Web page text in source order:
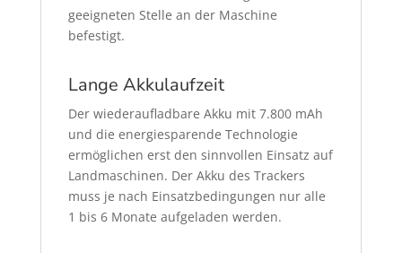
geeigneten Stelle an der Maschine
befestigt.
Lange Akkulaufzeit
Der wiederaufladbare Akku mit 7.800 mAh
und die energiesparende Technologie
ermöglichen erst den sinnvollen Einsatz auf
Landmaschinen. Der Akku des Trackers
muss je nach Einsatzbedingungen nur alle
1 bis 6 Monate aufgeladen werden.